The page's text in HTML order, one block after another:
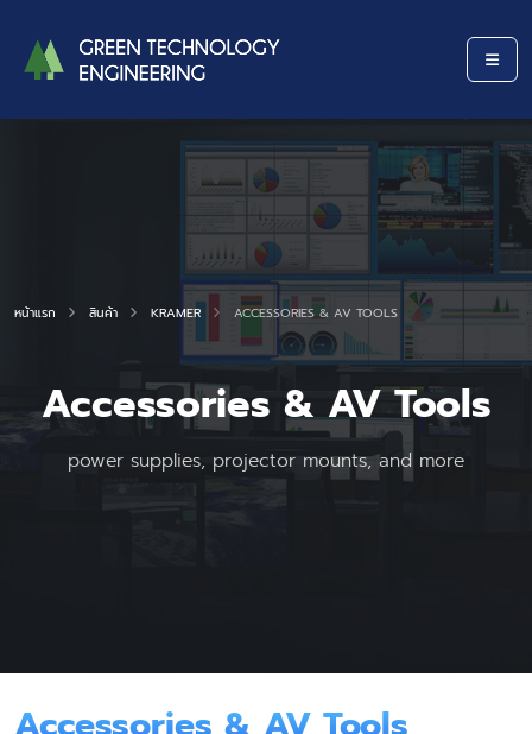
หน้าแรก สินค้า KRAMER ACCESSORIES & AV TOOLS
Accessories & AV Tools
power supplies, projector mounts, and more